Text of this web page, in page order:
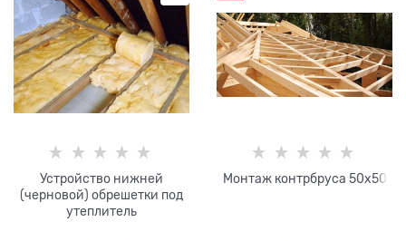
Устройство нижней
(черновой) обрешетки под
утеплитель
Монтаж контрбруса 50х50